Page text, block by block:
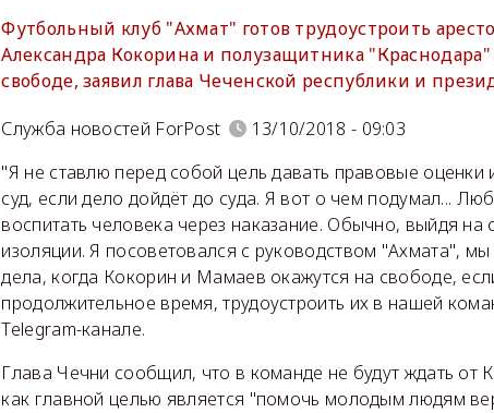
Футбольный клуб "Ахмат" готов трудоустроить
Александра Кокорина и полузащитника
свободе, заявил глава Чеченской республики и
Служба новостей ForPost
13/10/2018 - 09:03
"Я не ставлю перед собой цель давать правовые оценки
суд, если дело дойдёт до суда. Я вот о чем подумал...
воспитать человека через наказание. Обычно, выйдя
изоляции. Я посоветовался с руководством "Ахмата",
дела, когда Кокорин и Мамаев окажутся на свободе,
продолжительное время, трудоустроить их в нашей
Telegram-канале.
Глава Чечни сообщил, что в команде не будут ждать от
как главной целью является "помочь молодым людям